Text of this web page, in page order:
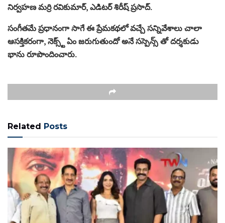
నిర్వహణ మర్రి రవికుమార్, ఎడిటర్ శిరీష్ ప్రసాద్.
సంగీతమే ప్రధానంగా సాగే ఈ ప్రేమకథలో వచ్చే సన్నివేశాలు చాలా
ఆసక్తికరంగా, నెక్స్ట్ ఏం జరుగుతుందో అనే సస్పెన్స్ తో దర్శకుడు
భాను రూపొందించారు.
Related Posts